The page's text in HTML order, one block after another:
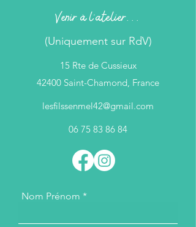
Venir à l'atelier...
(Uniquement sur RdV)
15 Rte de Cussieux
42400 Saint-Chamond, France
lesfilssenmel42@gmail.com
06 75 83 86 84
Nom Prénom